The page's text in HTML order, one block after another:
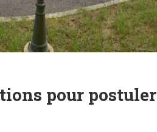
pour postuler